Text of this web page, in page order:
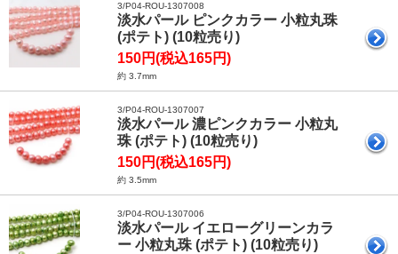
3/P04-ROU-1307008
淡水パール ピンクカラー 小粒丸珠
(ポテト) (10粒売り)
150円(税込165円)
約 3.7mm
3/P04-ROU-1307007
淡水パール 濃ピンクカラー 小粒丸
珠 (ポテト) (10粒売り)
150円(税込165円)
約 3.5mm
3/P04-ROU-1307006
淡水パール イエローグリーンカラ
ー 小粒丸珠 (ポテト) (10粒売り)